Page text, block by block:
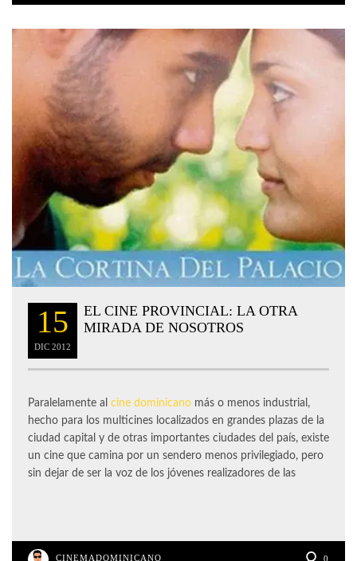
15
DIC 2012
EL CINE PROVINCIAL: LA OTRA
MIRADA DE NOSOTROS
Paralelamente al cine dominicano más o menos industrial,
hecho para los multicines localizados en grandes plazas de la
ciudad capital y de otras importantes ciudades del país, existe
un cine que camina por un sendero menos privilegiado, pero
sin dejar de ser la voz de los jóvenes realizadores de las
CINEMADOMINICANO 0